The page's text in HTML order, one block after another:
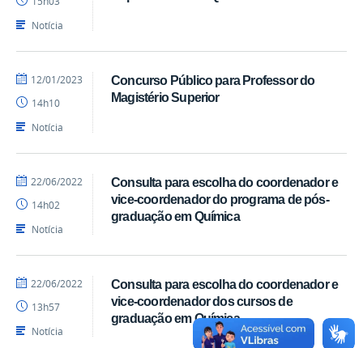
-
DQ Notícia
Concurso Público para Professor do
Magistério Superior
por
-
DQ
publicado
12/01/2023
14h10
Notícia
Consulta para escolha do coordenador e
vice-coordenador do programa de pós-
graduação em Química
por
-
DQ
publicado
22/06/2022
14h02
Notícia
Consulta para escolha do coordenador e
vice-coordenador dos cursos de
graduação em Química
por
-
DQ
publicado
22/06/2022
13h57
Notícia